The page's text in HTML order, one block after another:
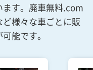
す。廃車無料.com
様々な車ごとに販
能です。